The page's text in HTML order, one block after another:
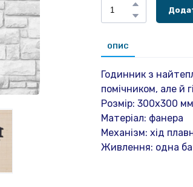
ОПИС
Годинник з
помічником, але й
Розмір: 300х300 мм
Матеріал: фанера
Механізм: хід
Живлення: одна